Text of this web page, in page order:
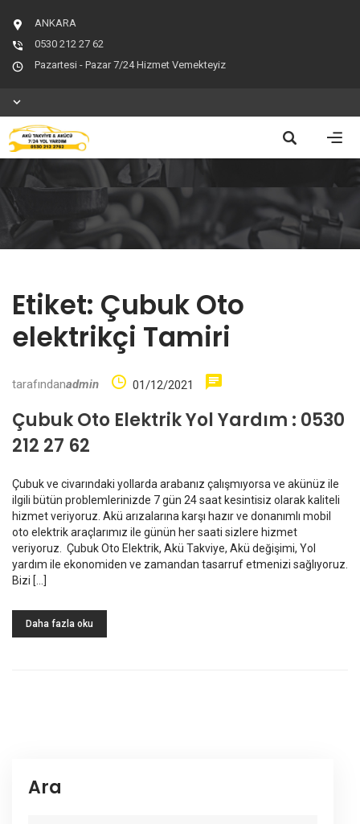
ANKARA
0530 212 27 62
Pazartesi - Pazar 7/24 Hizmet Vemekteyiz
Etiket: Çubuk Oto
elektrikçi Tamiri
tarafındanadmin 01/12/2021
Çubuk Oto Elektrik Yol Yardım : 0530
212 27 62
Çubuk ve civarındaki yollarda arabanız çalışmıyorsa ve akünüz ile
ilgili bütün problemlerinizde 7 gün 24 saat kesintisiz olarak kaliteli
hizmet veriyoruz. Akü arızalarına karşı hazır ve donanımlı mobil
oto elektrik araçlarımız ile günün her saati sizlere hizmet
veriyoruz. Çubuk Oto Elektrik, Akü Takviye, Akü değişimi, Yol
yardım ile ekonomiden ve zamandan tasarruf etmenizi sağlıyoruz.
Bizi […]
Daha fazla oku
Ara